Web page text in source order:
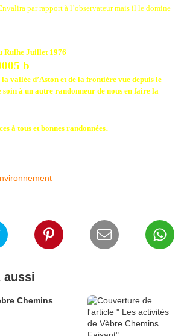
par rapport à l’observateur mais il le domine
Rulhe Juillet 1976
la vallée d’Aston et de la frontière vue depuis le
soin à un autre randonneur de nous en faire la
à tous et bonnes randonnées.
aussi